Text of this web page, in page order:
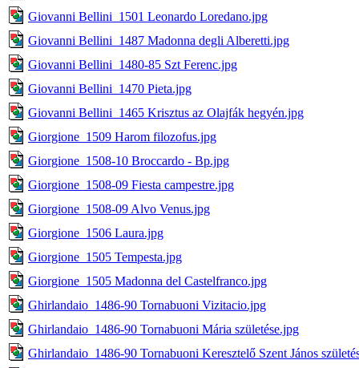
Giovanni Bellini_1501 Leonardo Loredano.jpg
Giovanni Bellini_1487 Madonna degli Alberetti.jpg
Giovanni Bellini_1480-85 Szt Ferenc.jpg
Giovanni Bellini_1470 Pieta.jpg
Giovanni Bellini_1465 Krisztus az Olajfák hegyén.jpg
Giorgione_1509 Harom filozofus.jpg
Giorgione_1508-10 Broccardo - Bp.jpg
Giorgione_1508-09 Fiesta campestre.jpg
Giorgione_1508-09 Alvo Venus.jpg
Giorgione_1506 Laura.jpg
Giorgione_1505 Tempesta.jpg
Giorgione_1505 Madonna del Castelfranco.jpg
Ghirlandaio_1486-90 Tornabuoni Vizitacio.jpg
Ghirlandaio_1486-90 Tornabuoni Mária születése.jpg
Ghirlandaio_1486-90 Tornabuoni Keresztelő Szent János